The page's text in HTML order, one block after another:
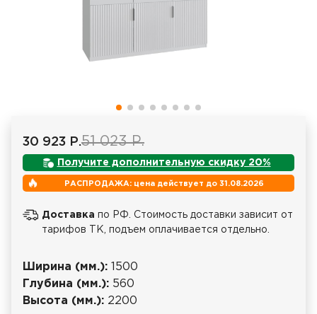
30 923 Р.51 023 Р.
Получите дополнительную скидку 20%
РАСПРОДАЖА: цена действует до 31.08.2026
Доставка по РФ. Стоимость доставки зависит от
тарифов ТК, подъем оплачивается отдельно.
Ширина (мм.): 1500
Глубина (мм.): 560
Высота (мм.): 2200